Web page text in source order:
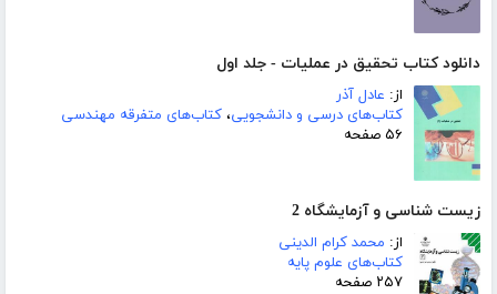
دانلود کتاب تحقیق در عملیات - جلد اول
از: عادل آذر
کتاب‌های درسی و دانشجویی، کتاب‌های متفرقه مهندسی
۵۶ صفحه
زیست شناسی و آزمایشگاه 2
از: محمد کرام الدینی
کتاب‌های علوم پایه
۲۵۷ صفحه